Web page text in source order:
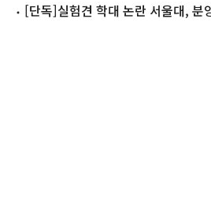
[단독]실험견 학대 논란 서울대,